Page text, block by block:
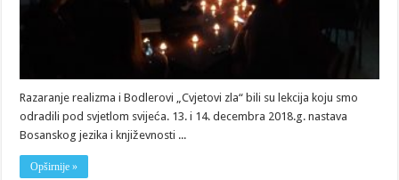
Razaranje realizma i Bodlerovi „Cvjetovi zla“ bili su lekcija koju smo
odradili pod svjetlom svijeća. 13. i 14. decembra 2018.g. nastava
Bosanskog jezika i književnosti ...
Opširnije »